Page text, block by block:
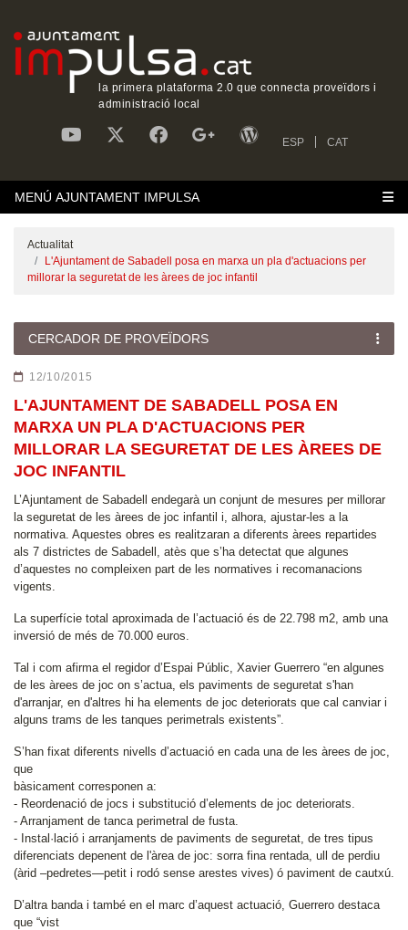
la primera plataforma 2.0 que connecta proveïdors i
administració local
ESP CAT
MENÚ AJUNTAMENT IMPULSA
Actualitat
L'Ajuntament de Sabadell posa en marxa un pla d'actuacions per
millorar la seguretat de les àrees de joc infantil
CERCADOR DE PROVEÏDORS
12/10/2015
L'AJUNTAMENT DE SABADELL POSA EN
MARXA UN PLA D'ACTUACIONS PER
MILLORAR LA SEGURETAT DE LES ÀREES DE
JOC INFANTIL
L’Ajuntament de Sabadell endegarà un conjunt de mesures per millorar
la seguretat de les àrees de joc infantil i, alhora, ajustar-les a la
normativa. Aquestes obres es realitzaran a diferents àrees repartides
als 7 districtes de Sabadell, atès que s’ha detectat que algunes
d’aquestes no compleixen part de les normatives i recomanacions
vigents.
La superfície total aproximada de l’actuació és de 22.798 m2, amb una
inversió de més de 70.000 euros.
Tal i com afirma el regidor d’Espai Públic, Xavier Guerrero “en algunes
de les àrees de joc on s’actua, els paviments de seguretat s'han
d'arranjar, en d'altres hi ha elements de joc deteriorats que cal canviar i
alguns trams de les tanques perimetrals existents”.
S’han fixat diferents nivells d’actuació en cada una de les àrees de joc,
que
bàsicament corresponen a:
- Reordenació de jocs i substitució d’elements de joc deteriorats.
- Arranjament de tanca perimetral de fusta.
- Instal·lació i arranjaments de paviments de seguretat, de tres tipus
diferenciats depenent de l'àrea de joc: sorra fina rentada, ull de perdiu
(àrid –pedretes—petit i rodó sense arestes vives) ó paviment de cautxú.
D’altra banda i també en el marc d’aquest actuació, Guerrero destaca
que “vist